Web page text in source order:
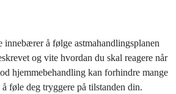
innebærer å følge astmahandlingsplanen
og vite hvordan du skal reagere når
hjemmebehandling kan forhindre mange
føle deg tryggere på tilstanden din.